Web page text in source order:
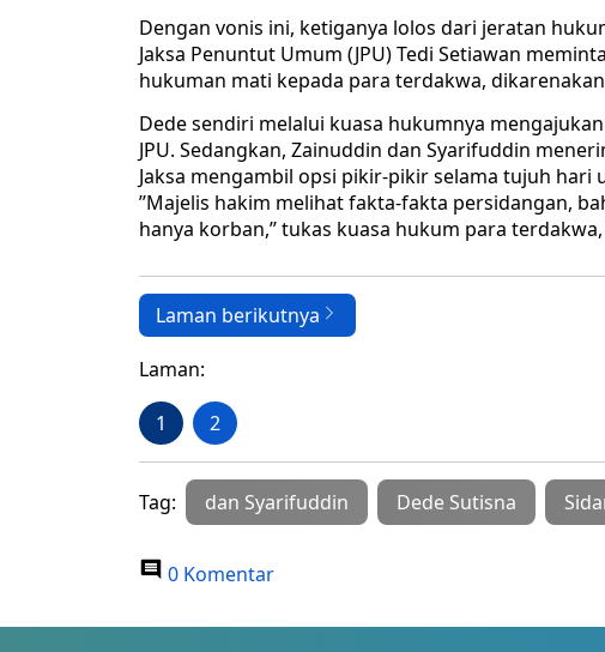
Dengan vonis ini, ketiganya lolos dari jeratan
Jaksa Penuntut Umum (JPU) Tedi Setiawan
hukuman mati kepada para terdakwa,
Dede sendiri melalui kuasa hukumnya
JPU. Sedangkan, Zainuddin dan Syarifuddin
Jaksa mengambil opsi pikir-pikir selama tujuh
’’Majelis hakim melihat fakta-fakta persidangan,
hanya korban,’’ tukas kuasa hukum para
Laman berikutnya
Laman:
1 2
Tag: dan Syarifuddin Dede Sutisna
0 Komentar